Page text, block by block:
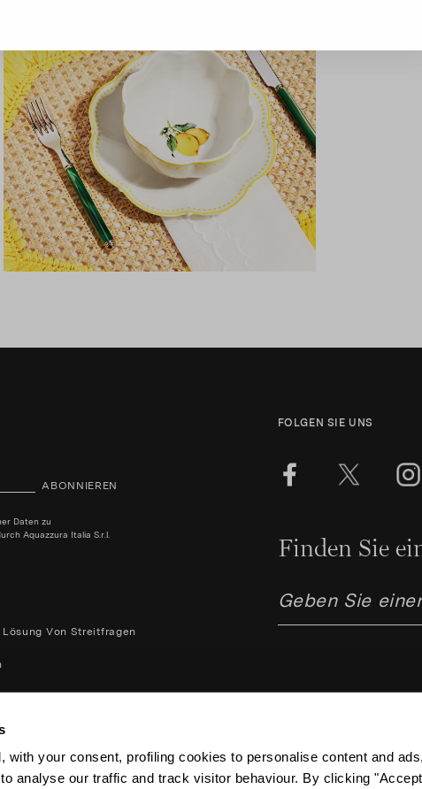
with your consent, profiling cookies to personalise content and
analyse our traffic and track visitor behaviour. By clicking
ABONNIEREN
Daten zu
Aquazzura Italia S.r.l.
Lösung Von Streitfragen
FOLGEN SIE UNS
Finden Sie
Aquazzura Italia S.r.l. - Lungarno